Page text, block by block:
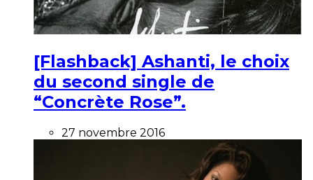
[Flashback] Ashanti, le choix
du second single de
“Concrète Rose”.
27 novembre 2016